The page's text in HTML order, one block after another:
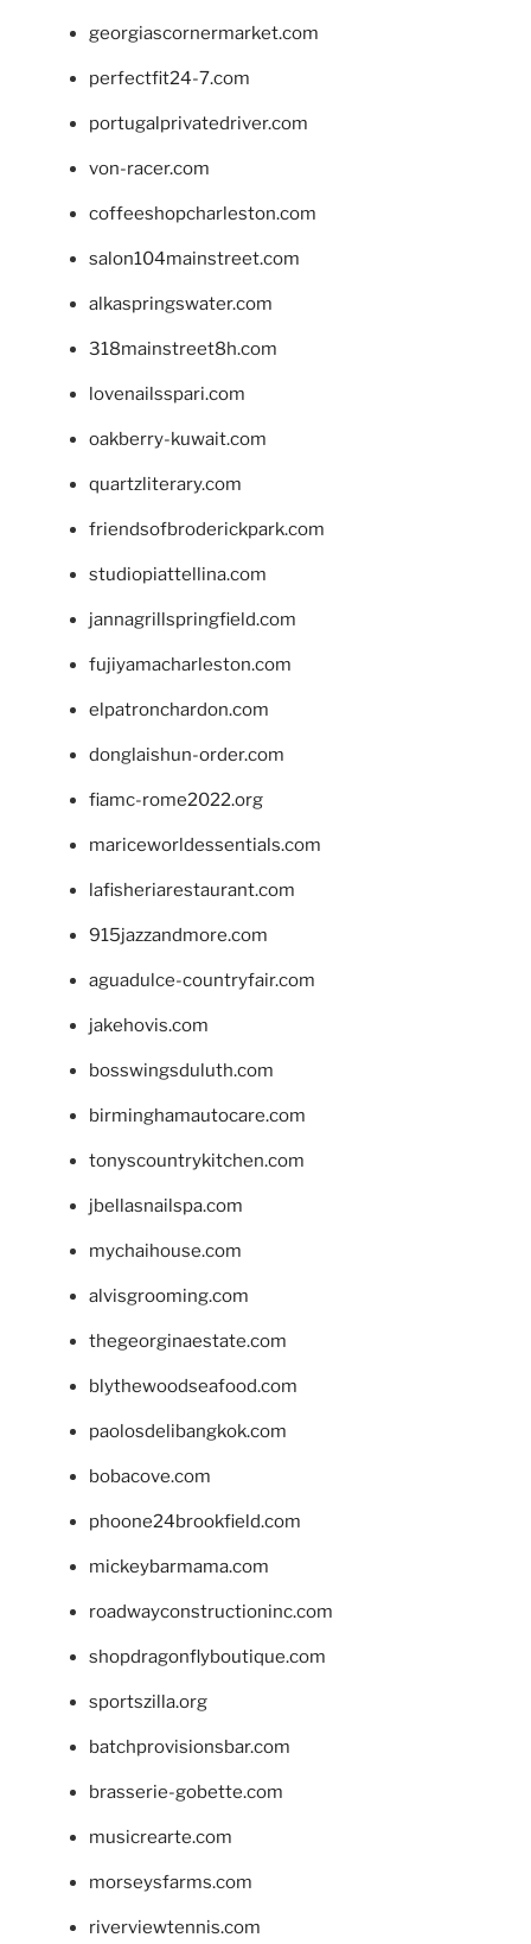
georgiascornermarket.com
perfectfit24-7.com
portugalprivatedriver.com
von-racer.com
coffeeshopcharleston.com
salon104mainstreet.com
alkaspringswater.com
318mainstreet8h.com
lovenailsspari.com
oakberry-kuwait.com
quartzliterary.com
friendsofbroderickpark.com
studiopiattellina.com
jannagrillspringfield.com
fujiyamacharleston.com
elpatronchardon.com
donglaishun-order.com
fiamc-rome2022.org
mariceworldessentials.com
lafisheriarestaurant.com
915jazzandmore.com
aguadulce-countryfair.com
jakehovis.com
bosswingsduluth.com
birminghamautocare.com
tonyscountrykitchen.com
jbellasnailspa.com
mychaihouse.com
alvisgrooming.com
thegeorginaestate.com
blythewoodseafood.com
paolosdelibangkok.com
bobacove.com
phoone24brookfield.com
mickeybarmama.com
roadwayconstructioninc.com
shopdragonflyboutique.com
sportszilla.org
batchprovisionsbar.com
brasserie-gobette.com
musicrearte.com
morseysfarms.com
riverviewtennis.com